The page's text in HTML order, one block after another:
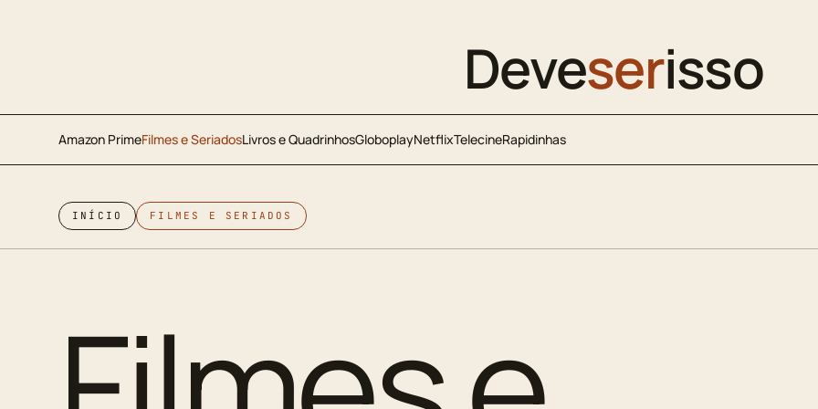
Deveserisso
Amazon PrimeFilmes e SeriadosLivros e QuadrinhosGloboplayNetflixTelecineRapidinhas
INÍCIO FILMES E SERIADOS